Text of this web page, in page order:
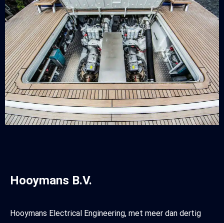
Hooymans B.V.
Hooymans Electrical Engineering, met meer dan dertig